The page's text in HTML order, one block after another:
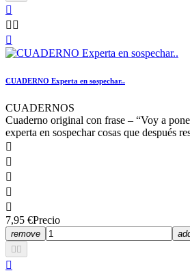

 

CUADERNO Experta en sospechar..
CUADERNOS
Cuaderno original con frase – “Voy a
experta en sospechar cosas que después





7,95 €Precio
remove

